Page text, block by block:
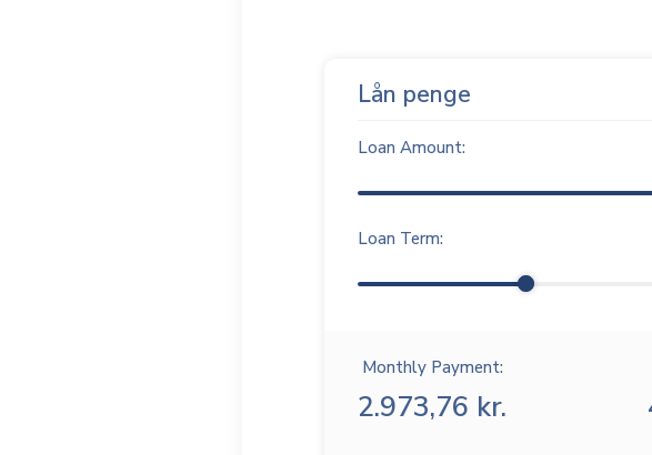
Lån penge
Loan Amount:
Loan Term:
Monthly Payment:
2.973,76 kr.